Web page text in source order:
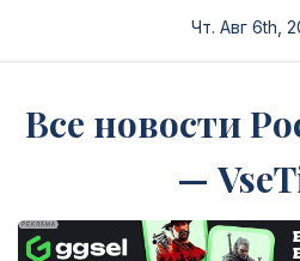
Чт. Авг 6th,
Все новости
—